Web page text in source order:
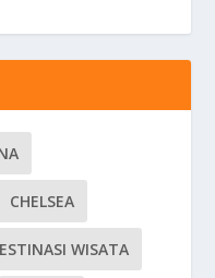
CHELSEA
WISATA